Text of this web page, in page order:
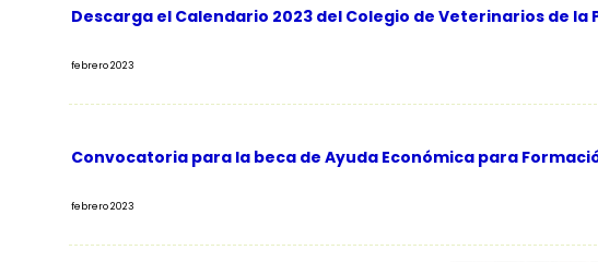
Descarga el Calendario 2023 del Colegio de Veterinarios de la
febrero 2023
Convocatoria para la beca de Ayuda Económica para
febrero 2023